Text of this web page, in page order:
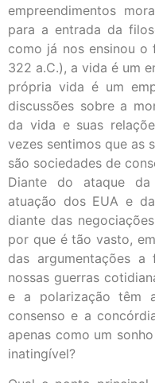
empreendimentos
para a entrada da
como já nos ensinou
322 a.C.), a vida é um
própria vida é um
discussões sobre a
da vida e suas
vezes sentimos que as
são sociedades de
Diante do ataque
atuação dos EUA e
diante das
por que é tão vasto,
das argumentações
nossas guerras
e a polarização têm
consenso e a
apenas como um
inatingível?